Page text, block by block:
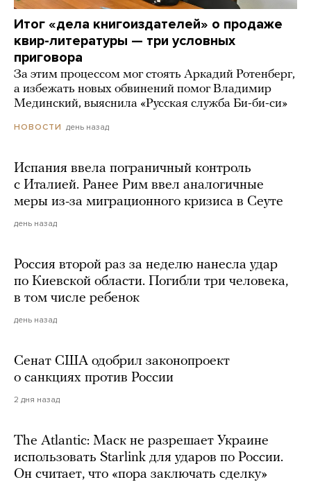
Итог «дела книгоиздателей» о продаже
квир-литературы — три условных
приговора
За этим процессом мог стоять Аркадий Ротенберг,
а избежать новых обвинений помог Владимир
Мединский, выяснила «Русская служба Би-би-си»
НОВОСТИ день назад
Испания ввела пограничный контроль
с Италией. Ранее Рим ввел аналогичные
меры из-за миграционного кризиса в Сеуте
день назад
Россия второй раз за неделю нанесла удар
по Киевской области. Погибли три человека,
в том числе ребенок
день назад
Сенат США одобрил законопроект
о санкциях против России
2 дня назад
The Atlantic: Маск не разрешает Украине
использовать Starlink для ударов по России.
Он считает, что «пора заключать сделку»